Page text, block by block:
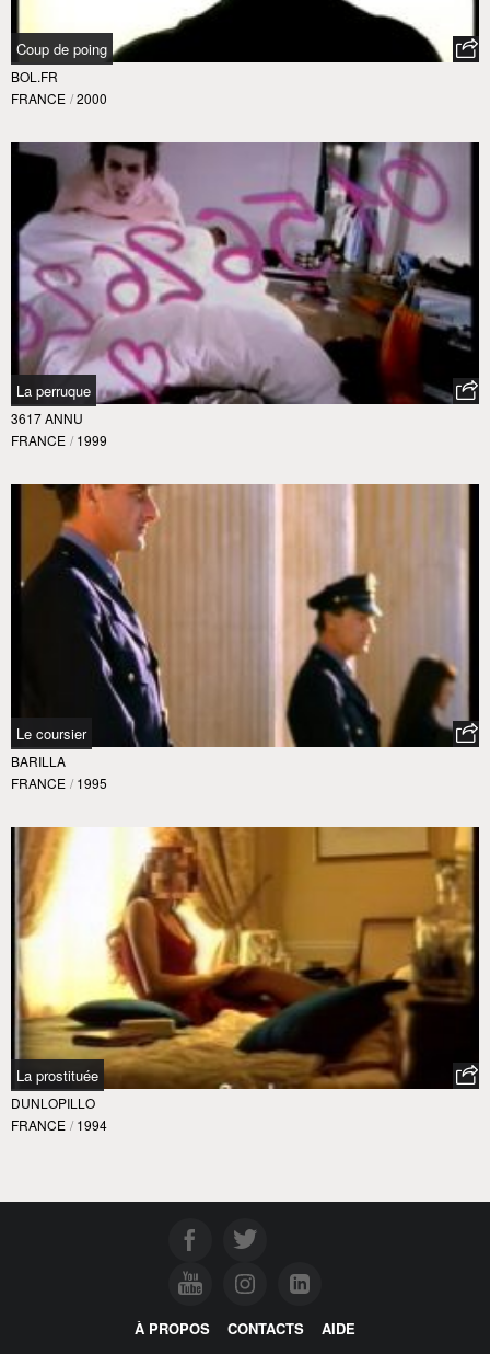
Coup de poing
BOL.FR
FRANCE / 2000
La perruque
3617 ANNU
FRANCE / 1999
Le coursier
BARILLA
FRANCE / 1995
La prostituée
DUNLOPILLO
FRANCE / 1994
À PROPOS CONTACTS AIDE